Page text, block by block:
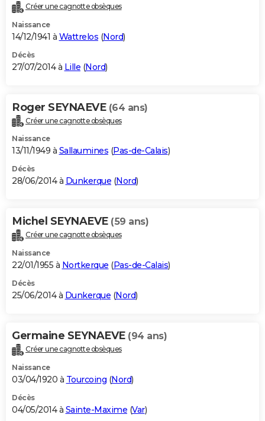
Créer une cagnotte obsèques
Naissance
14/12/1941 à Wattrelos (Nord)
Décès
27/07/2014 à Lille (Nord)
Roger SEYNAEVE (64 ans)
Créer une cagnotte obsèques
Naissance
13/11/1949 à Sallaumines (Pas-de-Calais)
Décès
28/06/2014 à Dunkerque (Nord)
Michel SEYNAEVE (59 ans)
Créer une cagnotte obsèques
Naissance
22/01/1955 à Nortkerque (Pas-de-Calais)
Décès
25/06/2014 à Dunkerque (Nord)
Germaine SEYNAEVE (94 ans)
Créer une cagnotte obsèques
Naissance
03/04/1920 à Tourcoing (Nord)
Décès
04/05/2014 à Sainte-Maxime (Var)